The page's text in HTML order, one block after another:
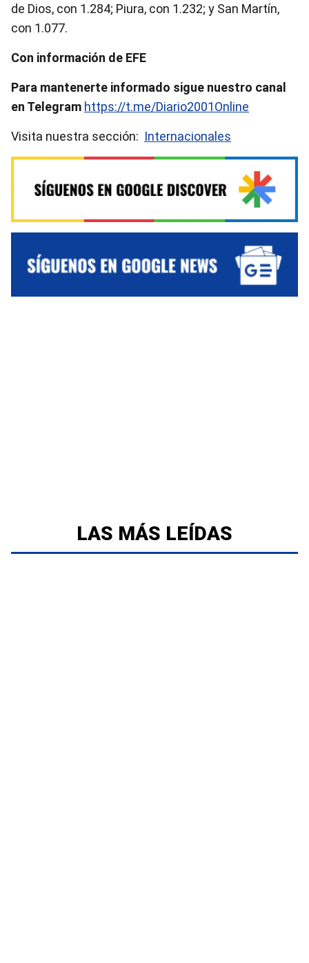
de Dios, con 1.284; Piura, con 1.232; y San Martín,
con 1.077.
Con información de EFE
Para mantenerte informado sigue nuestro canal
en Telegram https://t.me/Diario2001Online
Visita nuestra sección: Internacionales
LAS MÁS LEÍDAS